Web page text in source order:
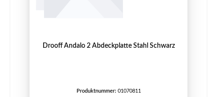
Drooff Andalo 2 Abdeckplatte Stahl Schwarz
Produktnummer: 01070811